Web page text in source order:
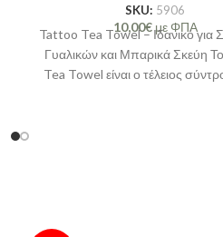
SKU: 5906
10,00€με ΦΠΑ
Tattoo Tea Towel – Ιδανικό για
Γυαλικών και Μπαρικά Σκεύη
Tea Towel είναι ο τέλειος